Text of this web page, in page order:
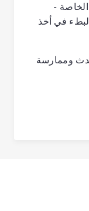
-
في أخذ
وممارسة